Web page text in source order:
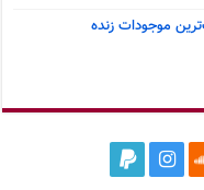
موجودات زنده